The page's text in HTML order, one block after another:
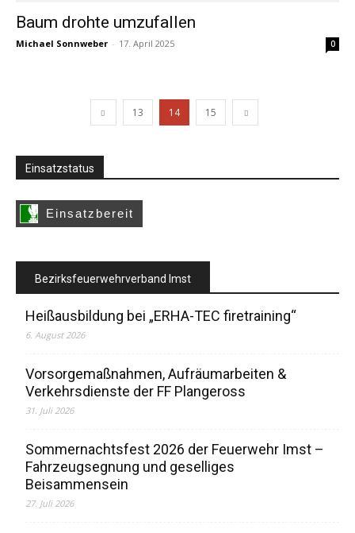
Baum drohte umzufallen
Michael Sonnweber - 17. April 2025 0
13 14 15
Einsatzstatus
Bezirksfeuerwehrverband Imst
Heißausbildung bei „ERHA-TEC firetraining“
6. August 2026
Vorsorgemaßnahmen, Aufräumarbeiten &
Verkehrsdienste der FF Plangeross
31. Juli 2026
Sommernachtsfest 2026 der Feuerwehr Imst –
Fahrzeugsegnung und geselliges
Beisammensein
27. Juli 2026